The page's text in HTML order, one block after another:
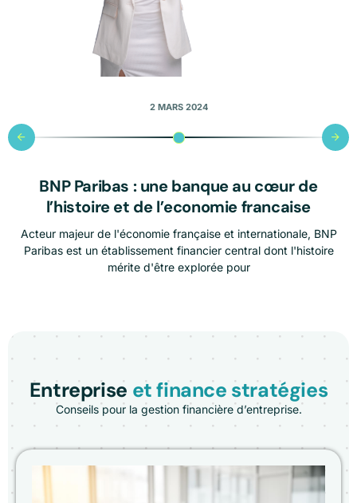
cœur de
francaise
BNP
dont l'histoire
BNP Paribas : une banque au cœur de
l’histoire et de l’economie francaise
Acteur majeur de l'économie française et internationale, BNP
Paribas est un établissement financier central dont l'histoire
mérite d'être explorée pour
BNP
l’histoire
Acteur majeur de
Paribas est un
2 MARS 2024
Entreprise et finance stratégies
Conseils pour la gestion financière d’entreprise.